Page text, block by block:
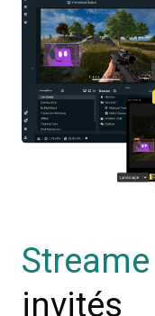
Streame